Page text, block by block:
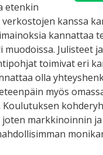
etenkin
kanssa
kannattaa
Julisteet ja
toimivat eri
olla
myös
markkinoinnin